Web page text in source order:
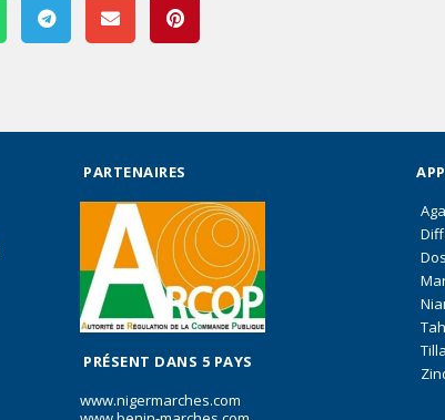
PARTENAIRES
PRÉSENT DANS 5 PAYS
www.nigermarches.com